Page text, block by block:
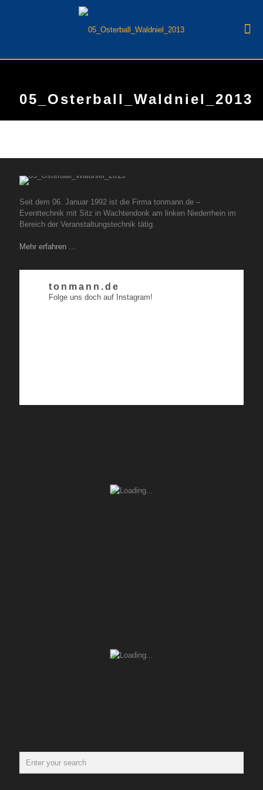
05_Osterball_Waldniel_2013
Seit dem 06. Januar 1992 ist die Firma tonmann.de –
Eventtechnik mit Sitz in Wachtendonk am linken Niederrhein im
Bereich der Veranstaltungstechnik tätig.
Mehr erfahren ...
tonmann.de
Folge uns doch auf Instagram!